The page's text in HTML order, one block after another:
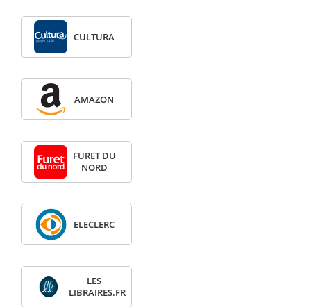
CULTURA
AMAZON
FURET DU
NORD
ELECLERC
LES
LIBRAIRES.FR